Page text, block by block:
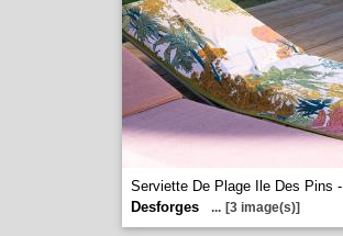
Serviette De Plage Ile Des Pins -
Desforges
... [3 image(s)]